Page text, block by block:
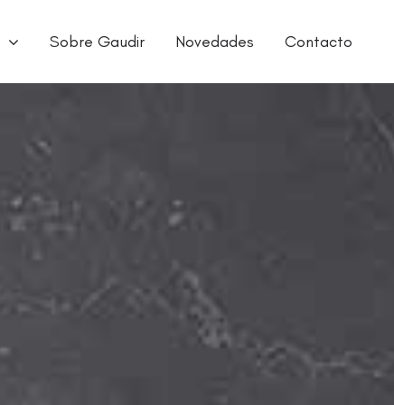
Sobre Gaudir Novedades Contacto